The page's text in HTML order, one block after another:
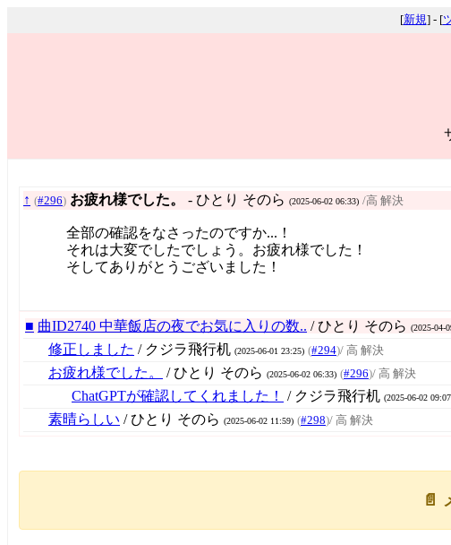
[新規] - [
↑ (#296) お疲れ様でした。 - ひとり そのら (2025-06-02 06:33) /高 解決
全部の確認をなさったのですか...！
それは大変でしたでしょう。お疲れ様でした！
そしてありがとうございました！
■ 曲ID2740 中華飯店の夜でお気に入りの数.. / ひとり そのら (2025-04-
修正しました / クジラ飛行机 (2025-06-01 23:25) (#294)/ 高 解決
お疲れ様でした。 / ひとり そのら (2025-06-02 06:33) (#296)/ 高 解決
ChatGPTが確認してくれました！ / クジラ飛行机 (2025-06-02
素晴らしい / ひとり そのら (2025-06-02 11:59) (#298)/ 高 解決
📄